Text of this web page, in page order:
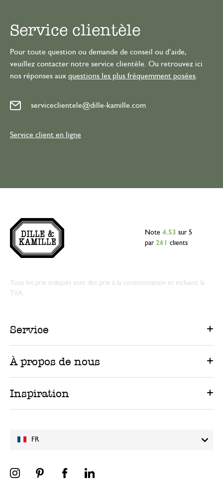
Service clientèle
Pour toute question ou demande de conseil ou d’aide,
veuillez contacter notre service clientèle. Ou retrouvez ici
nos réponses aux questions les plus fréquemment posées
serviceclientele@dille-kamille.com
Service client en ligne
FR
Note 4.53 sur 5
par 261 clients
Tous les prix indiqués sont des prix à la consommation et incluent la
TVA.
Service
À propos de nous
Inspiration